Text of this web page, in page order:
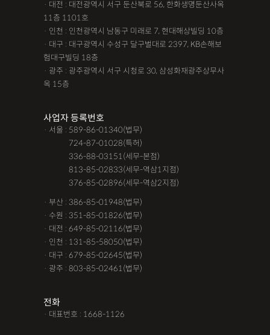
· 대전 : 대전광역시 서구 둔산북로 56, 한화생명둔산사옥
11층 1101호
· 인천 : 인천광역시 남동구 미래로 7, 현대해상빌딩 10층
· 대구 : 대구광역시 수성구 달구벌대로 2397, KB손해보
험대구빌딩 18층
· 광주 : 광주광역시 서구 시청로 30, 삼성화재광주상무사
옥 15층
사업자 등록번호
· 서울 : 589-86-01340(법무)
724-87-01028(특허)
336-88-03151(세무-본점)
813-85-02833(세무-역삼1지점)
376-85-02896(세무-역삼2지점)
· 부산 : 386-85-01948(법무)
· 수원 : 351-85-01826(법무)
· 대전 : 649-85-02116(법무)
· 인천 : 131-85-58050(법무)
· 대구 : 679-85-02645(법무)
· 광주 : 803-85-02461(법무)
전화
· 대표번호 : 1668-1126